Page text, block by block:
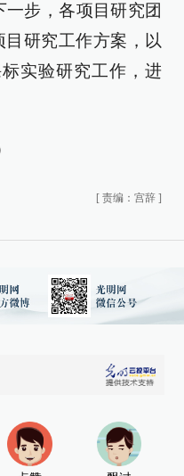
步，各项目研究团
目研究工作方案，以
实验研究工作，进
[ 责编：宫辞 ]